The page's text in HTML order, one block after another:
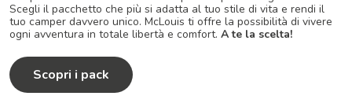
Scegli il pacchetto che più si adatta al tuo stile di vita e rendi il
tuo camper davvero unico. McLouis ti offre la possibilità di vivere
ogni avventura in totale libertà e comfort. A te la scelta!
Scopri i pack